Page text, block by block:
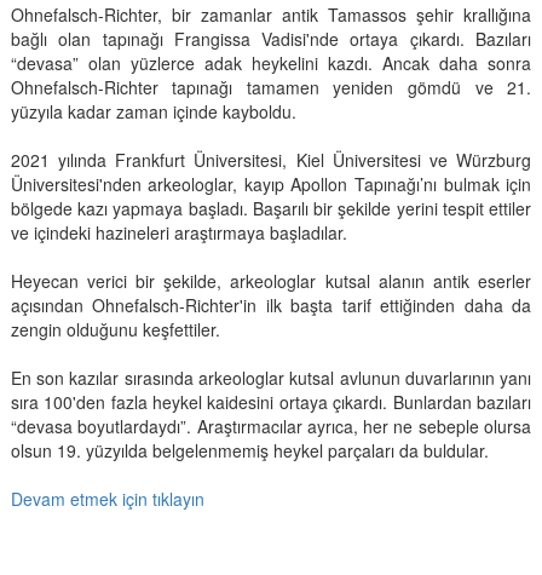
Ohnefalsch-Richter, bir zamanlar antik Tamassos şehir krallığına
bağlı olan tapınağı Frangissa Vadisi'nde ortaya çıkardı. Bazıları
“devasa” olan yüzlerce adak heykelini kazdı. Ancak daha sonra
Ohnefalsch-Richter tapınağı tamamen yeniden gömdü ve 21.
yüzyıla kadar zaman içinde kayboldu.
2021 yılında Frankfurt Üniversitesi, Kiel Üniversitesi ve Würzburg
Üniversitesi'nden arkeologlar, kayıp Apollon Tapınağı’nı bulmak için
bölgede kazı yapmaya başladı. Başarılı bir şekilde yerini tespit ettiler
ve içindeki hazineleri araştırmaya başladılar.
Heyecan verici bir şekilde, arkeologlar kutsal alanın antik eserler
açısından Ohnefalsch-Richter'in ilk başta tarif ettiğinden daha da
zengin olduğunu keşfettiler.
En son kazılar sırasında arkeologlar kutsal avlunun duvarlarının yanı
sıra 100'den fazla heykel kaidesini ortaya çıkardı. Bunlardan bazıları
“devasa boyutlardaydı”. Araştırmacılar ayrıca, her ne sebeple olursa
olsun 19. yüzyılda belgelenmemiş heykel parçaları da buldular.
Devam etmek için tıklayın